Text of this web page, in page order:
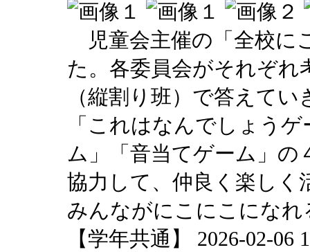
児童会主催の「全校に
た。各委員会がそれぞ
（縦割り班）で答えて
「これはなんでしょう
ム」「音当てゲーム」
協力して、仲良く楽しく
みんながにこにこにな
【学年共通】 2026-02-06